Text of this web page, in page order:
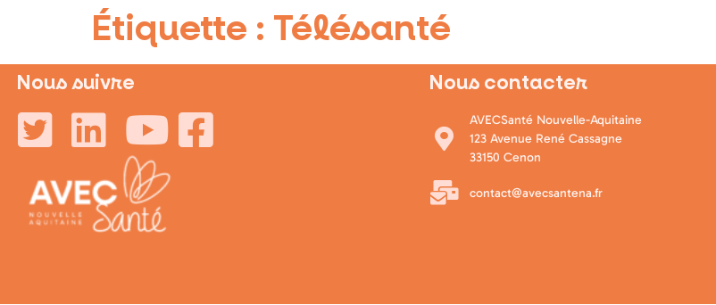
Étiquette : Télésanté
Nous suivre Nous contacter
AVECSanté Nouvelle-Aquitaine
123 Avenue René Cassagne
33150 Cenon
contact@avecsantena.fr